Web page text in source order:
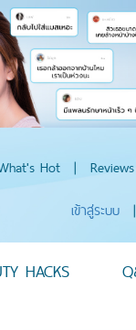
Hot | Reviews
เข้าสู่ระบบ |
HACKS